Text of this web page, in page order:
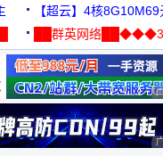
88元/月
【超云】4核8G10M69
██群英网络
◆◆◆
理性选择
理性选择